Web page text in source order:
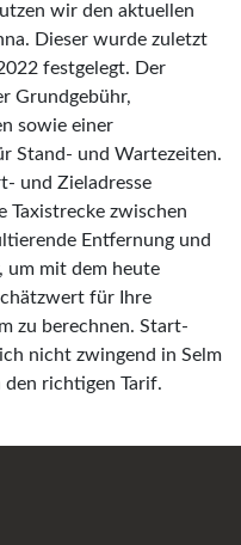
wir den aktuellen
Dieser wurde zuletzt
festgelegt. Der
Grundgebühr,
sowie einer
Stand- und Wartezeiten.
und Zieladresse
Taxistrecke zwischen
Entfernung und
um mit dem heute
für Ihre
zu berechnen. Start-
nicht zwingend in Selm
richtigen Tarif.